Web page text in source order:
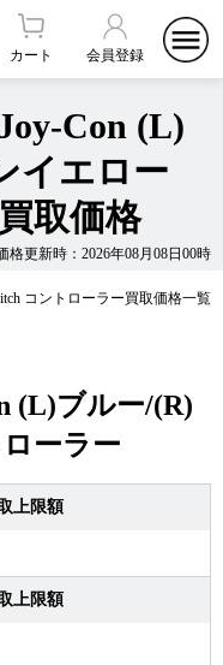
カート 会員登録
格更新時：2026年08月08日00時
Con (L)
イエロー
取価格
コントローラー買取価格一覧
(L)ブルー/(R)
ーラー
上限額
上限額